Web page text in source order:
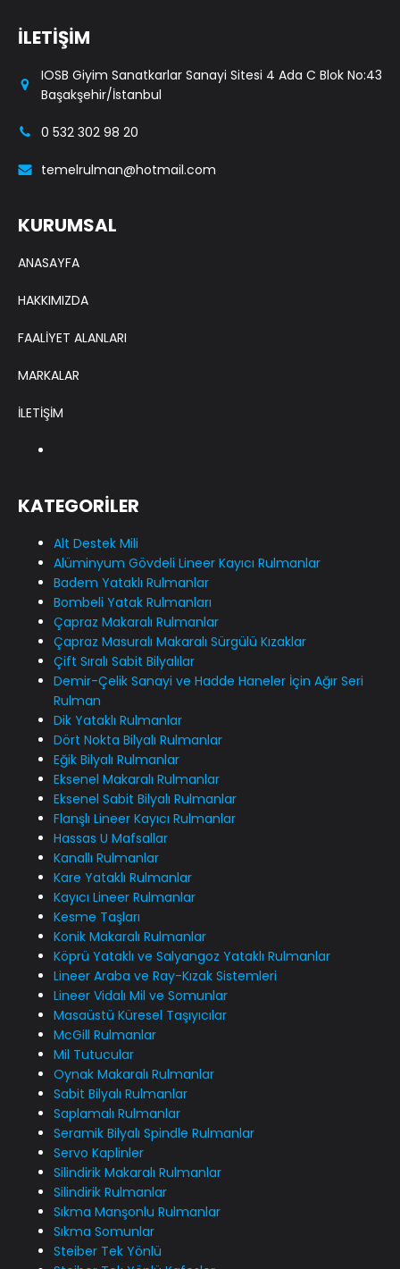
İLETİŞİM
IOSB Giyim Sanatkarlar Sanayi Sitesi 4 Ada C Blok No:43
Başakşehir/İstanbul
0 532 302 98 20
temelrulman@hotmail.com
KURUMSAL
ANASAYFA
HAKKIMIZDA
FAALİYET ALANLARI
MARKALAR
İLETİŞİM
KATEGORİLER
Alt Destek Mili
Alüminyum Gövdeli Lineer Kayıcı Rulmanlar
Badem Yataklı Rulmanlar
Bombeli Yatak Rulmanları
Çapraz Makaralı Rulmanlar
Çapraz Masuralı Makaralı Sürgülü Kızaklar
Çift Sıralı Sabit Bilyalılar
Demir-Çelik Sanayi ve Hadde Haneler İçin Ağır Seri
Rulman
Dik Yataklı Rulmanlar
Dört Nokta Bilyalı Rulmanlar
Eğik Bilyalı Rulmanlar
Eksenel Makaralı Rulmanlar
Eksenel Sabit Bilyalı Rulmanlar
Flanşlı Lineer Kayıcı Rulmanlar
Hassas U Mafsallar
Kanallı Rulmanlar
Kare Yataklı Rulmanlar
Kayıcı Lineer Rulmanlar
Kesme Taşları
Konik Makaralı Rulmanlar
Köprü Yataklı ve Salyangoz Yataklı Rulmanlar
Lineer Araba ve Ray-Kızak Sistemleri
Lineer Vidalı Mil ve Somunlar
Masaüstü Küresel Taşıyıcılar
McGill Rulmanlar
Mil Tutucular
Oynak Makaralı Rulmanlar
Sabit Bilyalı Rulmanlar
Saplamalı Rulmanlar
Seramik Bilyalı Spindle Rulmanlar
Servo Kaplinler
Silindirik Makaralı Rulmanlar
Silindirik Rulmanlar
Sıkma Manşonlu Rulmanlar
Sıkma Somunlar
Steiber Tek Yönlü